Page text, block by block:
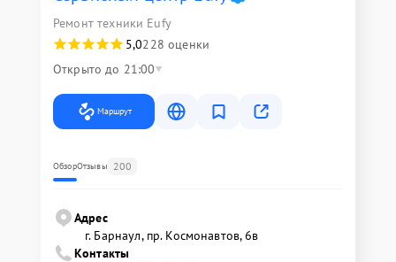
Ремонт техники Eufy
5,0228 оценки
Открыто до 21:00
Маршрут
ОбзорОтзывы 200
Адрес
г. Барнаул, ​пр. Космонавтов, 6в
Контакты